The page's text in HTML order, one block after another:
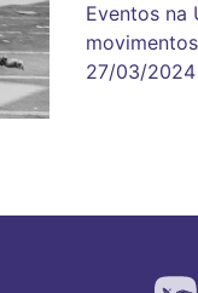
Eventos na
27/03/